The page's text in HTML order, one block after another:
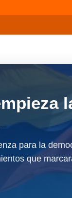
para la
que